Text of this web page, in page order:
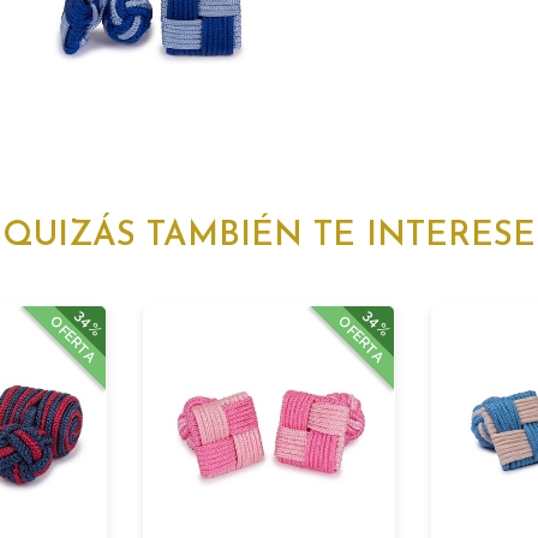
QUIZÁS TAMBIÉN TE INTERESE
34%
OFERTA 34%
OFERTA